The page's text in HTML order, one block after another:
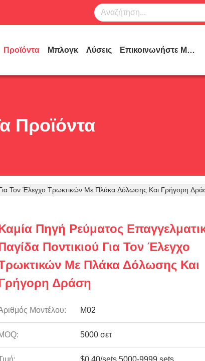
Προϊόντα Μπλογκ Λύσεις Επικοινωνήστε Μαζί Μας
Προϊόντα
Τον Έλεγχο Τρωκτικών Με Πλάκα Δόλωσης Και Γρήγορη
Πηγή Ρεύματος
Ποντικιού Για Τον Έλεγχο
Με Πλάκα Δόλωσης Και
Δράση
Μοντέλου: M02
5000 σετ
$0.40/sets 5000-9999 sets